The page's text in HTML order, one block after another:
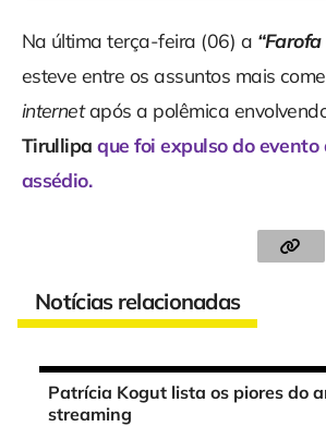
Na última terça-feira (06) a
esteve entre os assuntos mais
internetapós a polêmica
Tirullipa que foi expulso do evento
assédio.
Notícias relacionadas
Patrícia Kogut lista os piores do
streaming